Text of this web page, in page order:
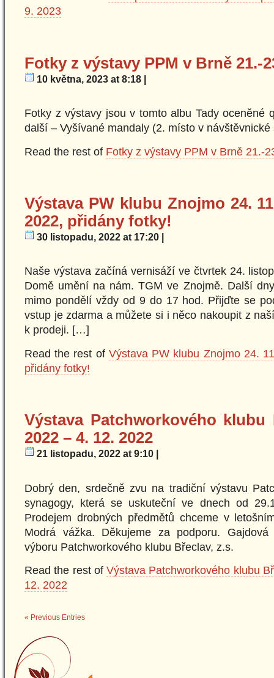
9. 2023
Fotky z výstavy PPM v Brně 21.-
10 května, 2023 at 8:18 |
Fotky z výstavy jsou v tomto albu Tady oceněné
další – Vyšívané mandaly (2. místo v
Read the rest of Fotky z výstavy PPM v Brně 21.-
Výstava PW klubu Znojmo 24.
2022, přidány fotky!
30 listopadu, 2022 at 17:20 |
Naše výstava začíná vernisáží ve čtvrtek 24.
Domě umění na nám. TGM ve Znojmě. Další
mimo pondělí vždy od 9 do 17 hod. Přijďte se
vstup je zdarma a můžete si i něco nakoupit z
k prodeji. […]
Read the rest of Výstava PW klubu Znojmo 24.
přidány fotky!
Výstava Patchworkového klubu
2022 – 4. 12. 2022
21 listopadu, 2022 at 9:10 |
Dobrý den, srdečně zvu na tradiční výstavu
synagogy, která se uskuteční ve dnech od
Prodejem drobných předmětů chceme v
Modrá vážka. Děkujeme za podporu. Gajdová
výboru Patchworkového klubu Břeclav, z.s.
Read the rest of Výstava Patchworkového klubu
12. 2022
« Previous Entries